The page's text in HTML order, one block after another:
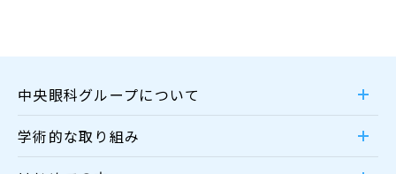
中央眼科グループについて
学術的な取り組み